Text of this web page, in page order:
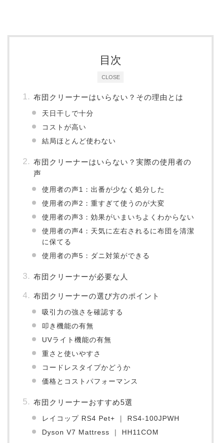
CLOSE
目次
布団クリーナーはいらない？その理由とは
天日干しで十分
コストが高い
結局ほとんど使わない
布団クリーナーはいらない？実際の使用者の
声
使用者の声1：出番が少なく処分した
使用者の声2：重すぎて使うのが大変
使用者の声3：効果がいまいちよくわからない
使用者の声4：天気に左右されるに布団を清潔
に保てる
使用者の声5：ダニ対策ができる
布団クリーナーが必要な人
布団クリーナーの選び方のポイント
吸引力の強さを確認する
叩き機能の有無
UVライト機能の有無
重さと使いやすさ
コードレスタイプかどうか
価格とコストパフォーマンス
布団クリーナーおすすめ5選
レイコップ RS4 Pet+ ｜ RS4-100JPWH
Dyson V7 Mattress ｜ HH11COM